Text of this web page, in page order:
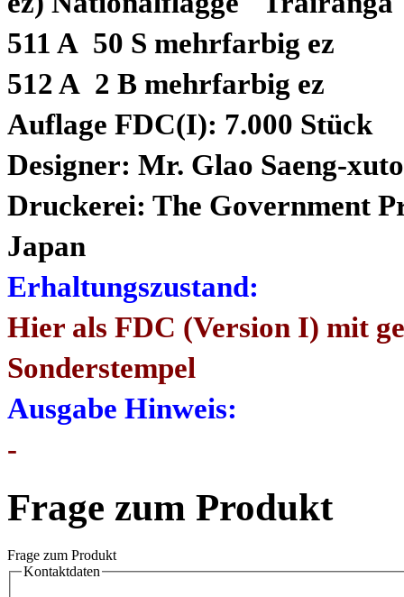
511 A 50 S mehrfarbig ez
512 A 2 B mehrfarbig ez
Auflage FDC(I): 7.000 Stück
Designer: Mr. Glao Saeng-
Druckerei: The Government
Japan
Erhaltungszustand:
Hier als FDC (Version I) mit
Sonderstempel
Ausgabe Hinweis:
-
Frage zum Produkt
Frage zum Produkt
Kontaktdaten